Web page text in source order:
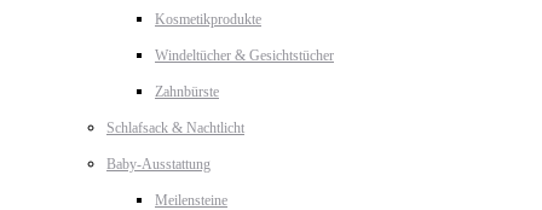
Kosmetikprodukte
Windeltücher & Gesichtstücher
Zahnbürste
Schlafsack & Nachtlicht
Baby-Ausstattung
Meilensteine